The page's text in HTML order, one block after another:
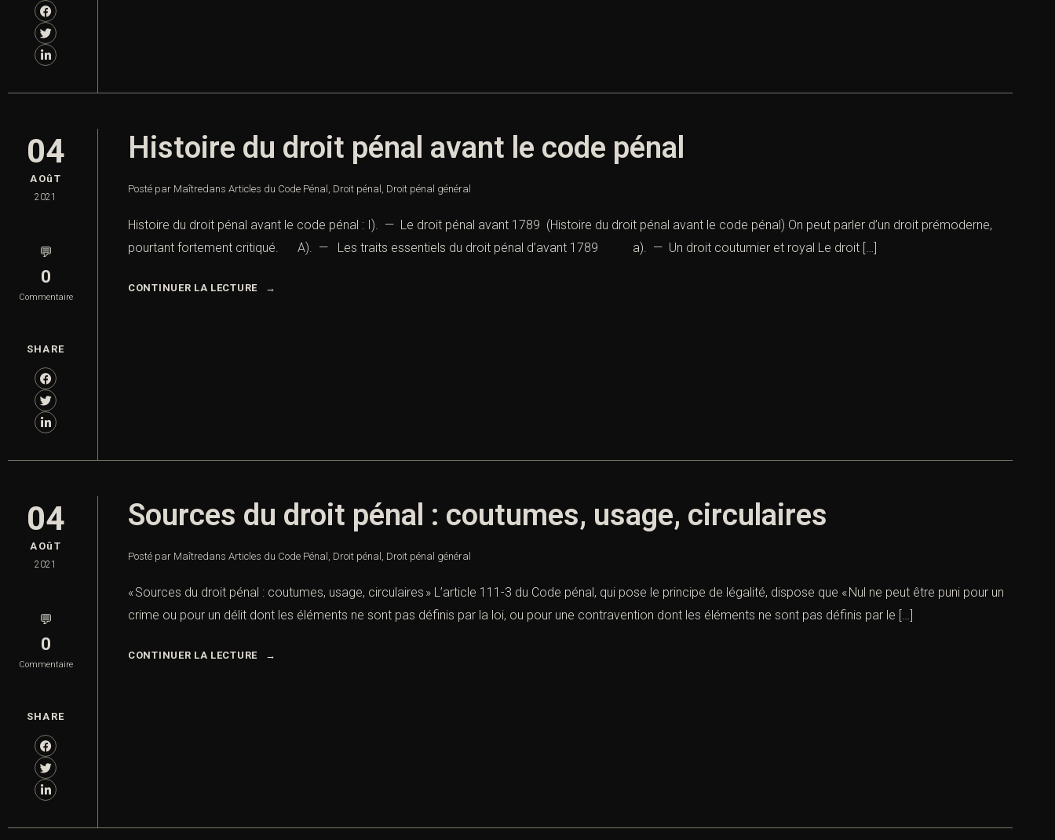
04
AOûT
2021
💬
0
Commentaire
SHARE
Histoire du droit pénal avant le code pénal
Posté par Maîtredans Articles du Code Pénal , Droit pénal , Droit pénal général
Histoire du droit pénal avant le code pénal : I). — Le droit pénal avant 1789 (Histoire du droit pénal avant le code pénal) On peut parler d’un droit prémoderne,
pourtant fortement critiqué. A). — Les traits essentiels du droit pénal d’avant 1789 a). — Un droit coutumier et royal Le droit […]
CONTINUER LA LECTURE
04
AOûT
2021
💬
0
Commentaire
SHARE
Sources du droit pénal : coutumes, usage, circulaires
Posté par Maîtredans Articles du Code Pénal , Droit pénal , Droit pénal général
« Sources du droit pénal : coutumes, usage, circulaires » L’article 111-3 du Code pénal, qui pose le principe de légalité, dispose que « Nul ne peut être puni pour un
crime ou pour un délit dont les éléments ne sont pas définis par la loi, ou pour une contravention dont les éléments ne sont pas définis par le […]
CONTINUER LA LECTURE